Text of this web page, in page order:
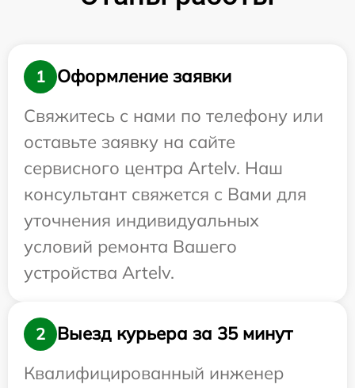
1
Оформление заявки
Свяжитесь с нами по телефону или
оставьте заявку на сайте
сервисного центра Artelv. Наш
консультант свяжется с Вами для
уточнения индивидуальных
условий ремонта Вашего
устройства Artelv.
2
Выезд курьера за 35 минут
Квалифицированный инженер